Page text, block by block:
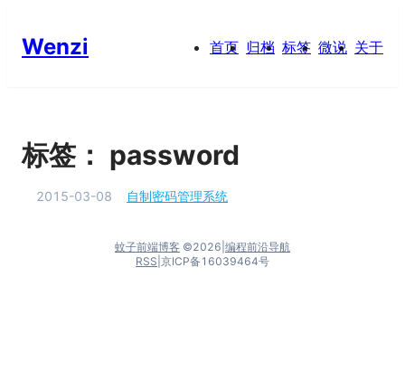
Wenzi 首页 归档 标签 微说 关于
标签： password
2015-03-08 自制密码管理系统
蚊子前端博客 ©2026 编程前沿导航
RSS 京ICP备16039464号